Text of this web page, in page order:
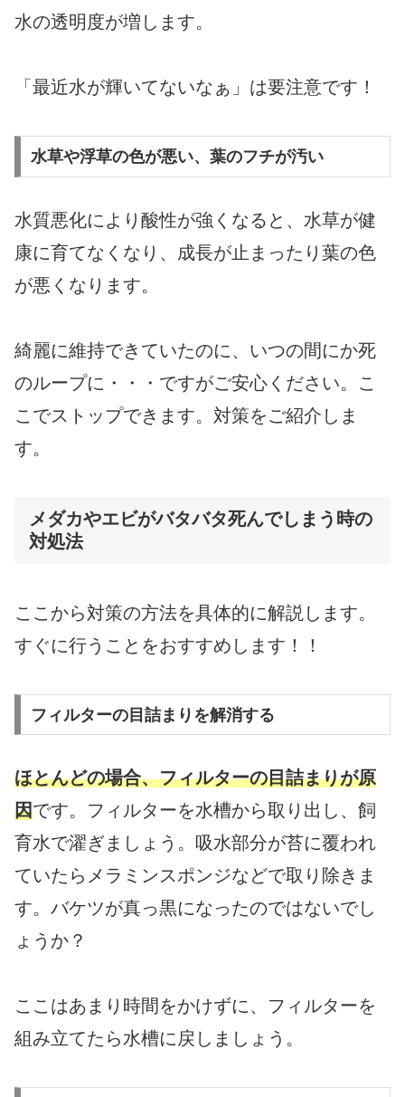
水の透明度が増します。
「最近水が輝いてないなぁ」は要注意です！
水草や浮草の色が悪い、葉のフチが汚い
水質悪化により酸性が強くなると、水草が健
康に育てなくなり、成長が止まったり葉の色
が悪くなります。
綺麗に維持できていたのに、いつの間にか死
のループに・・・ですがご安心ください。こ
こでストップできます。対策をご紹介しま
す。
メダカやエビがバタバタ死んでしまう時の
対処法
ここから対策の方法を具体的に解説します。
すぐに行うことをおすすめします！！
フィルターの目詰まりを解消する
ほとんどの場合、フィルターの目詰まりが原
因です。フィルターを水槽から取り出し、飼
育水で濯ぎましょう。吸水部分が苔に覆われ
ていたらメラミンスポンジなどで取り除きま
す。バケツが真っ黒になったのではないでし
ょうか？
ここはあまり時間をかけずに、フィルターを
組み立てたら水槽に戻しましょう。